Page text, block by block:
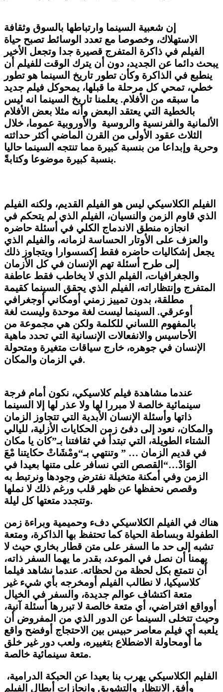
إن شعبية السينما وارتباطها بالسوق وثقافة
الاستهلاك، وخصوصا مع تعدد الوسائط تصبح حياة
الفيلم في ذاكرة المتفرج قصيرة جدا وتجعل الأخير
يبحث دائما عن الجديد، دون أن يترك الوقت للفيلم أن
ينطبع في الذاكرة وكأن تطور تاريخ السينما هو تطور
خطي، تمحي كل مرحلة ما قبلها، يمحوكل فيلم جديد
ما سبقه من الأفلام. يعلمنا تاريخ السينما انه ليس
بالخطية التي يعتقد البعض وأنه مثلا بعض الأفلام
الألمانية والفرنسية والروسية والأوروبية عموما، خلال
الثلاث عقود الأولى من القرن الماضي أكثر حداثته
وحرية وإبداعا من بنسبة كبيرة مما تنتجه السينما حاليا
بنسبة كبيرة موضوعا وكتابةً.
الفيلم الكلاسيكي ليس هو الفيلم القديم، ولكنه الفيلم
الذي قاوم الزمن والنسيان، الفيلم الذي لم يتحكم في
انجازه منطق الاندماج الكلي في أسئلة حاضره
والعزف على الأوتار الحساسة لزمانه، والفيلم الذي
يجعل إشكاليات حاضره فقط إكسسوارا ويتجاوز ذلك
إلى طرح أسئلة تهم الإنسان في كل الأزمان
والجغرافيات، الفيلم الذي لا يخاطب فقط عاطفة
المتفرج وإنتظاراته، الفيلم الذي يحقق السينما كقيمة
مطلقة، بدون تمييز زمني أومكاني أوجغرافي
أوعرقي. السينما ليست لغة موحدة وليست لغة
بالمفهوم اللساني للكلمة ولكن هي مجموعة من
الأحاسيس والانفعالات الإنسانية التي تحدد ماهية
الإنسان في جوهره، خارج سياقات متغيرة ومتحولة
في الزمان والمكان.
عندما مشاهدة فيلم كلاسيكي، نكون أمام فرجة
سينمائية خالصة لا مبررا لها ولا عذر لها إلا السينما
ذاتها وأسئلة الإنسان الأبدية التي تتجاوز الزمان
والمكان، نعود إلى دفئ زمن الحكايات الأزلية، لليالي
الشتاء الطويلة، التي تبتدأ في ثقافتنا بـ”كان يا مكان
في قديم الزمان … ” وتنتهي بـ“ومْشَاتْ حكايتنا مْعَ
الوَادْ…“ القصص التي نسافر على متنها بعيدا في
الزمن وفي أمكنة متخيلة نفترض وجودها ونرتبط به
وقصص نحفظها عن ظهر قلب ورغم ذلك لا نملها
وتتجدد متعتها كل ليلة.
هناك في الفيلم الكلاسيكي دفء وحميمية وبراءة زمن
الطفولة وبساطة الحياة كما تحتفظ بها الذاكرة، ومتعة
تشبه إلى حد ما السفر على متن قطار بخاري حيث لا
يهمنا أن نصل في الموعد، بقدر ما يهما السفر ذاته،
أن نتمتع بكل لحظة من لحظاته. عندما نشاهد فيلما
كلاسيكيا، لا نطالب الفيلم أومخرجه بأي شيء غير
متعة اكتشاف عوالم جديدة، والسفر في الخيال
أوواقع افتراضي، أي متعة خالصة لا تبررها أسئلة آنية،
وحيث تتخلى السينما عن الدور الذي من المفروض أن
يلعبه أي فيلم معاصر حبيس بين الاحتجاج أوفضح واقع
ما أومحاولة الاضطلاع بتغييره، ولعب دور غير خلق
متعة سينمائية خالصة.
وأفق الانتظار والتشويق وانجازات أبطال الفيلم